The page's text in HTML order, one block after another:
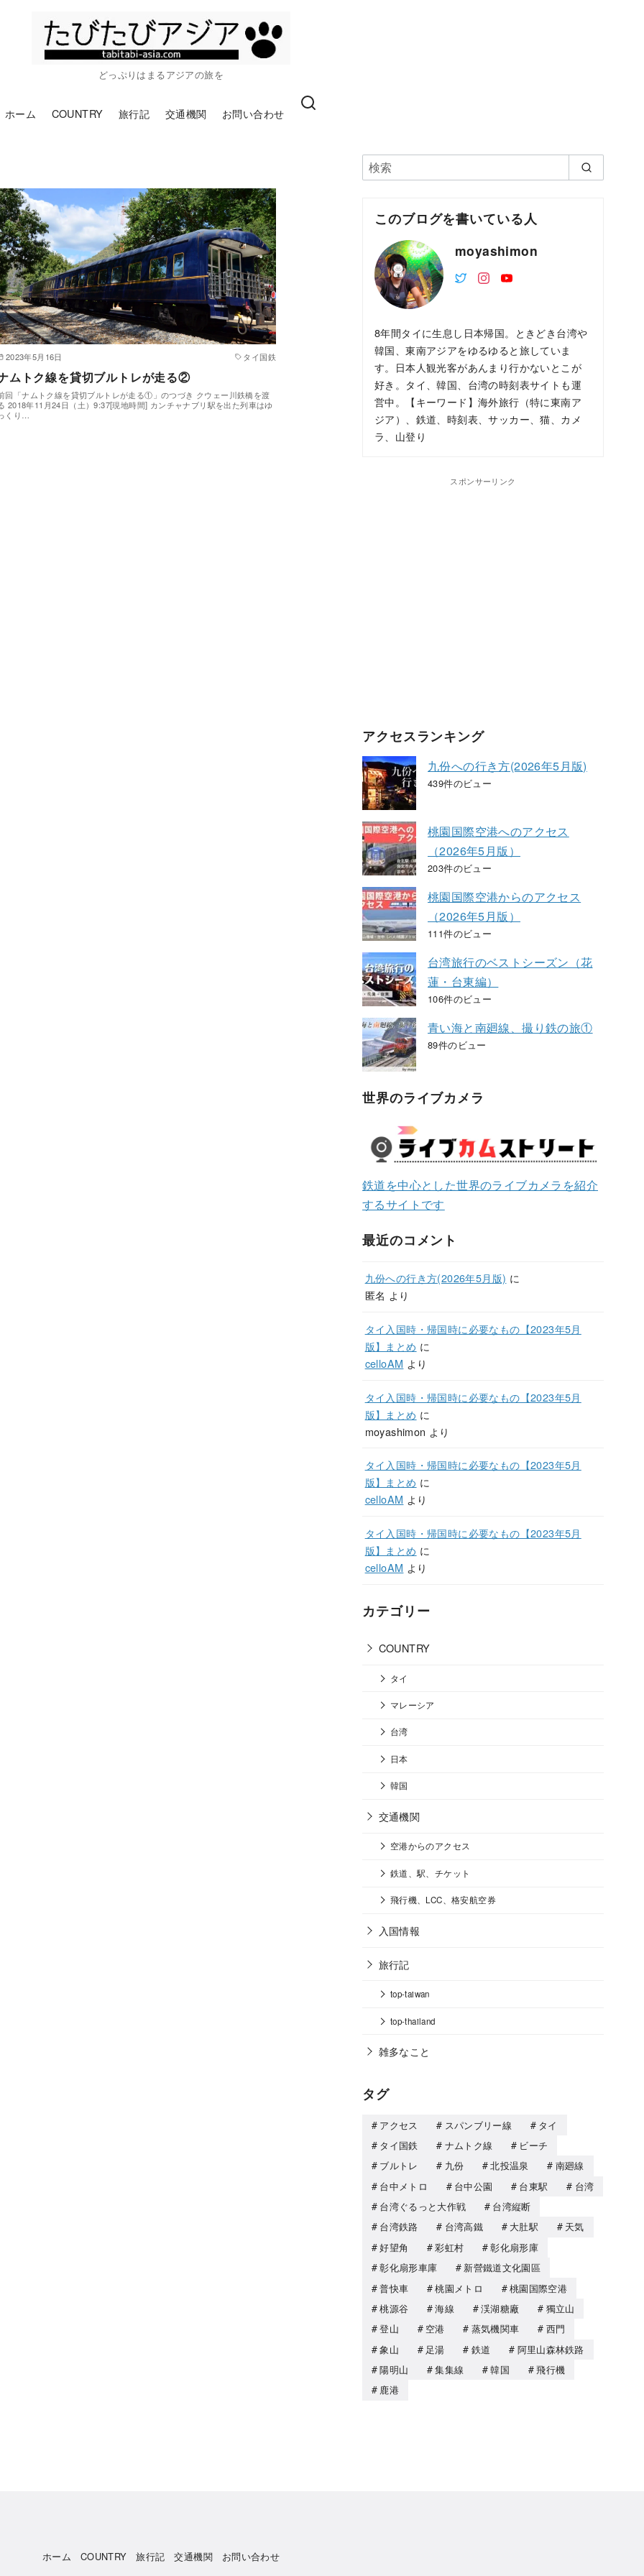
どっぷりはまるアジアの旅を
ホーム COUNTRY 旅行記 交通機関 お問い合わせ
2023年5月16日 タイ国鉄
ムトク線を貸切ブルトレが走る②
回「ナムトク線を貸切ブルトレが走る①」のつづき クウェー川鉄橋を渡
2018年11月24日（土）9:37[現地時間] カンチャナブリ駅を出た列車はゆ
くり…
このブログを書いている人
moyashimon
8年間タイに生息し日本帰国。ときどき台湾や
韓国、東南アジアをゆるゆると旅していま
す。日本人観光客があんまり行かないとこが
好き。タイ、韓国、台湾の時刻表サイトも運
営中。【キーワード】海外旅行（特に東南ア
ジア）、鉄道、時刻表、サッカー、猫、カメ
ラ、山登り
スポンサーリンク
アクセスランキング
九份への行き方(2026年5月版)
439件のビュー
桃園国際空港へのアクセス
（2026年5月版）
203件のビュー
桃園国際空港からのアクセス
（2026年5月版）
111件のビュー
台湾旅行のベストシーズン（花
蓮・台東編）
106件のビュー
青い海と南廻線、撮り鉄の旅①
89件のビュー
世界のライブカメラ
鉄道を中心とした世界のライブカメラを紹介
するサイトです
最近のコメント
九份への行き方(2026年5月版) に
匿名 より
タイ入国時・帰国時に必要なもの【2023年5月
版】まとめ に
celloAM より
タイ入国時・帰国時に必要なもの【2023年5月
版】まとめ に
moyashimon より
タイ入国時・帰国時に必要なもの【2023年5月
版】まとめ に
celloAM より
タイ入国時・帰国時に必要なもの【2023年5月
版】まとめ に
celloAM より
カテゴリー
COUNTRY
タイ
マレーシア
台湾
日本
韓国
交通機関
空港からのアクセス
鉄道、駅、チケット
飛行機、LCC、格安航空券
入国情報
旅行記
top-taiwan
top-thailand
雑多なこと
タグ
アクセス スパンブリー線
タイ
タイ国鉄
ナムトク線
ビーチ
ブルトレ
九份 北投温泉
南廻線
台中メトロ
台中公園 台東駅
台湾
台湾ぐるっと大作戦
台湾縦断
台湾鉄路
台湾高鐵 大肚駅
天気
好望角
彩虹村
彰化扇形庫
彰化扇形車庫
新營鐵道文化園區
普快車
桃園メトロ
桃園国際空港
桃源谷
海線 渓湖糖廠
獨立山
登山
空港 蒸気機関車
西門
象山
足湯 鉄道
阿里山森林鉄路
陽明山
集集線 韓国
飛行機
鹿港
ホーム COUNTRY 旅行記 交通機関 お問い合わせ